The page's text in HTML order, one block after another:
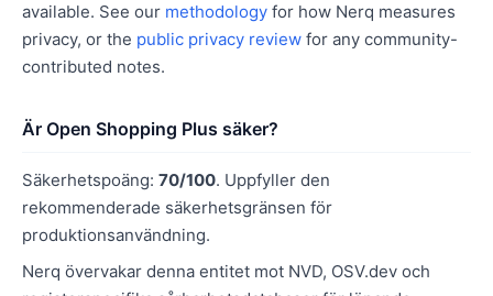
available. See our methodology for how Nerq measures
privacy, or the public privacy review for any community-
contributed notes.
Är Open Shopping Plus säker?
Säkerhetspoäng: 70/100. Uppfyller den
rekommenderade säkerhetsgränsen för
produktionsanvändning.
Nerq övervakar denna entitet mot NVD, OSV.dev och